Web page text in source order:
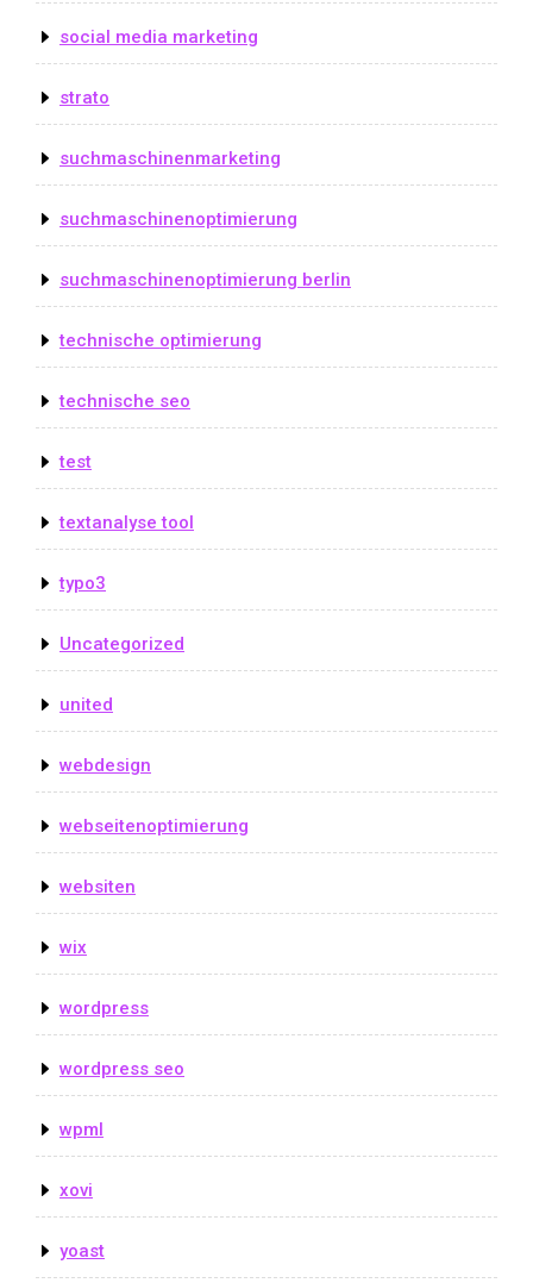
social media marketing
strato
suchmaschinenmarketing
suchmaschinenoptimierung
suchmaschinenoptimierung berlin
technische optimierung
technische seo
test
textanalyse tool
typo3
Uncategorized
united
webdesign
webseitenoptimierung
websiten
wix
wordpress
wordpress seo
wpml
xovi
yoast